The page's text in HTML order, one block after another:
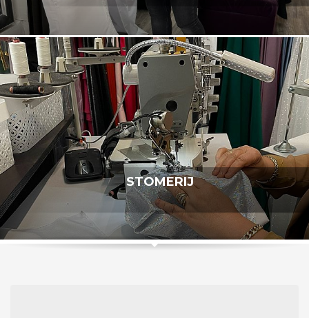
STOMERIJ